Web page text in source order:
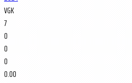
VGK
7
0
0
0
0.00